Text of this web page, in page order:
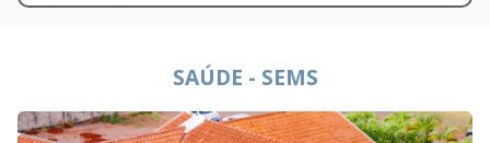
SAÚDE - SEMS